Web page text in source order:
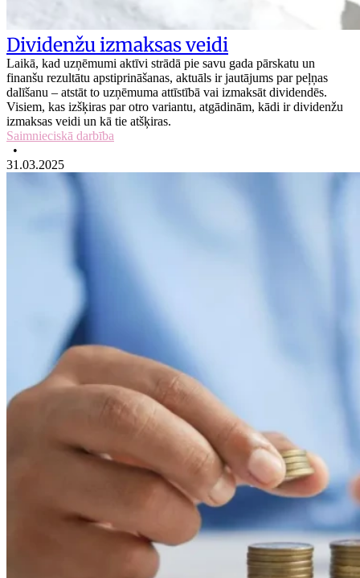
Dividenžu izmaksas veidi
Laikā, kad uzņēmumi aktīvi strādā pie savu gada pārskatu un
finanšu rezultātu apstiprināšanas, aktuāls ir jautājums par peļņas
dalīšanu – atstāt to uzņēmuma attīstībā vai izmaksāt dividendēs.
Visiem, kas izšķiras par otro variantu, atgādinām, kādi ir dividenžu
izmaksas veidi un kā tie atšķiras.
Saimnieciskā darbība
•
31.03.2025